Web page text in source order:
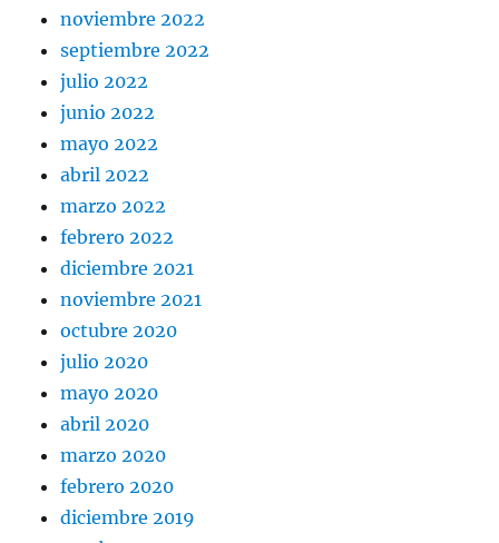
noviembre 2022
septiembre 2022
julio 2022
junio 2022
mayo 2022
abril 2022
marzo 2022
febrero 2022
diciembre 2021
noviembre 2021
octubre 2020
julio 2020
mayo 2020
abril 2020
marzo 2020
febrero 2020
diciembre 2019